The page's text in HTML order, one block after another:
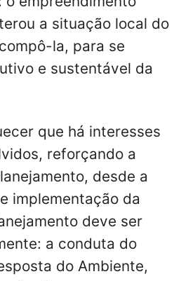
a situação local do
la, para se
e sustentável da
que há interesses
reforçando a
desde a
implementação da
deve ser
a conduta do
do Ambiente,